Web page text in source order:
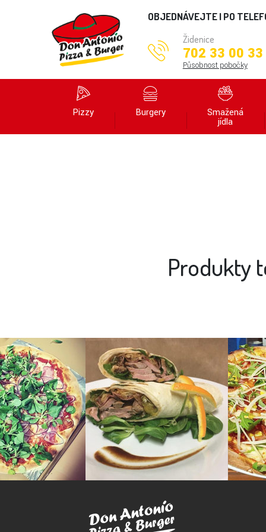
OBJEDNÁVEJTE I PO
Židenice
702 33 00 33
Působnost pobočky
Pizzy Burgery Smažená
jídla
Produkty